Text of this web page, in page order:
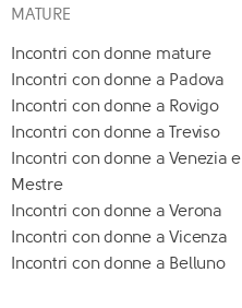
MATURE
Incontri con donne mature
Incontri con donne a Padova
Incontri con donne a Rovigo
Incontri con donne a Treviso
Incontri con donne a Venezia e
Mestre
Incontri con donne a Verona
Incontri con donne a Vicenza
Incontri con donne a Belluno